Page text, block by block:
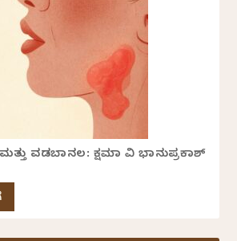
ಮತ್ತು ವಡಬಾನಲ: ಕ್ಷಮಾ ವಿ ಭಾನುಪ್ರಕಾಶ್